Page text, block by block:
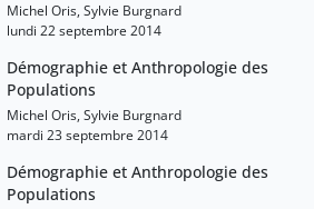
Michel Oris, Sylvie Burgnard
lundi 22 septembre 2014
Démographie et Anthropologie des
Populations
Michel Oris, Sylvie Burgnard
mardi 23 septembre 2014
Démographie et Anthropologie des
Populations